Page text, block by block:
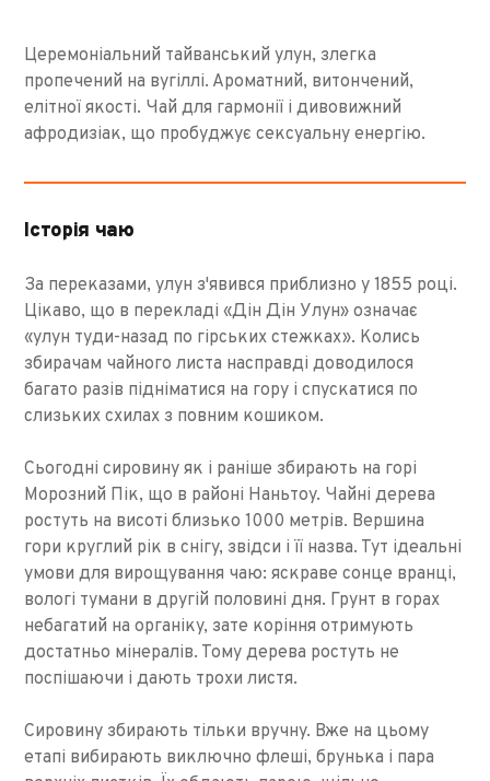
Церемоніальний тайванський улун, злегка
пропечений на вугіллі. Ароматний, витончений,
елітної якості. Чай для гармонії і дивовижний
афродизіак, що пробуджує сексуальну енергію.
Історія чаю
За переказами, улун з'явився приблизно у 1855 році.
Цікаво, що в перекладі «Дін Дін Улун» означає
«улун туди-назад по гірських стежках». Колись
збирачам чайного листа насправді доводилося
багато разів підніматися на гору і спускатися по
слизьких схилах з повним кошиком.
Сьогодні сировину як і раніше збирають на горі
Морозний Пік, що в районі Наньтоу. Чайні дерева
ростуть на висоті близько 1000 метрів. Вершина
гори круглий рік в снігу, звідси і її назва. Тут ідеальні
умови для вирощування чаю: яскраве сонце вранці,
вологі тумани в другій половині дня. Грунт в горах
небагатий на органіку, зате коріння отримують
достатньо мінералів. Тому дерева ростуть не
поспішаючи і дають трохи листя.
Сировину збирають тільки вручну. Вже на цьому
етапі вибирають виключно флеші, брунька і пара